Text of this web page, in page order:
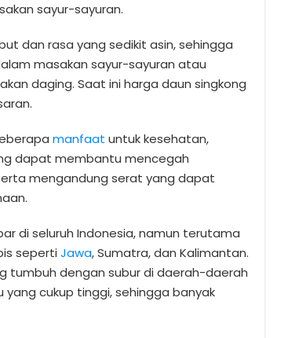
sayur-sayuran.
dan rasa yang sedikit asin, sehingga
masakan sayur-sayuran atau
daging. Saat ini harga daun singkong
manfaat untuk kesehatan,
dapat membantu mencegah
mengandung serat yang dapat
di seluruh Indonesia, namun terutama
seperti Jawa, Sumatra, dan Kalimantan.
tumbuh dengan subur di daerah-daerah
yang cukup tinggi, sehingga banyak